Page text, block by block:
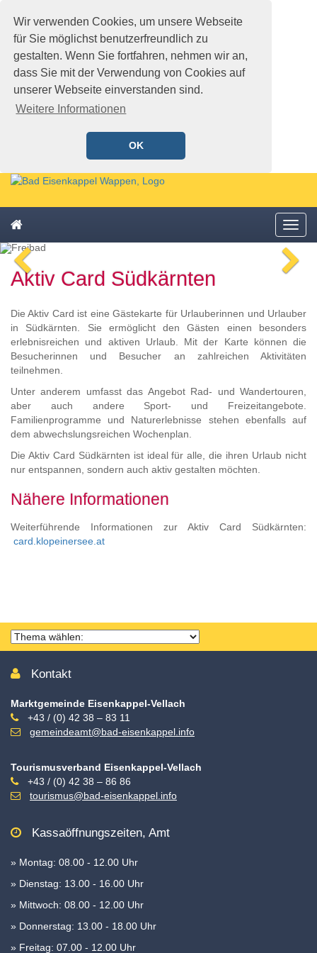
Wir verwenden Cookies, um unsere Webseite
für Sie möglichst benutzerfreundlich zu
gestalten. Wenn Sie fortfahren, nehmen wir an,
dass Sie mit der Verwendung von Cookies auf
unserer Webseite einverstanden sind.
Weitere Informationen
OK
Schnellmenü
Zur
springen,
Accesskey
Zur
Hauptnavigation
springen,
Zur
Kontaktseite
springen,
Accesskey
springen,
Accesskey
Schnellmenü
zurück
Menü
Bild
Zum
Schnellmenü
zurück
Aktiv Card Südkärnten
Die Aktiv Card ist eine Gästekarte für Urlauberinnen und Urlauber
in Südkärnten. Sie ermöglicht den Gästen einen besonders
erlebnisreichen und aktiven Urlaub. Mit der Karte können die
Besucherinnen und Besucher an zahlreichen Aktivitäten
teilnehmen.
Unter anderem umfasst das Angebot Rad- und Wandertouren,
aber auch andere Sport- und Freizeitangebote.
Familienprogramme und Naturerlebnisse stehen ebenfalls auf
dem abwechslungsreichen Wochenplan.
Die Aktiv Card Südkärnten ist ideal für alle, die ihren Urlaub nicht
nur entspannen, sondern auch aktiv gestalten möchten.
Nähere Informationen
Weiterführende Informationen zur Aktiv Card Südkärnten:
card.klopeinersee.at
Thema
wählen
Kontakt
Marktgemeinde Eisenkappel-Vellach
+43 / (0) 42 38 – 83 11
gemeindeamt@bad-eisenkappel.info
Tourismusverband Eisenkappel-Vellach
+43 / (0) 42 38 – 86 86
tourismus@bad-eisenkappel.info
Kassaöffnungszeiten, Amt
» Montag: 08.00 - 12.00 Uhr
» Dienstag: 13.00 - 16.00 Uhr
» Mittwoch: 08.00 - 12.00 Uhr
» Donnerstag: 13.00 - 18.00 Uhr
» Freitag: 07.00 - 12.00 Uhr